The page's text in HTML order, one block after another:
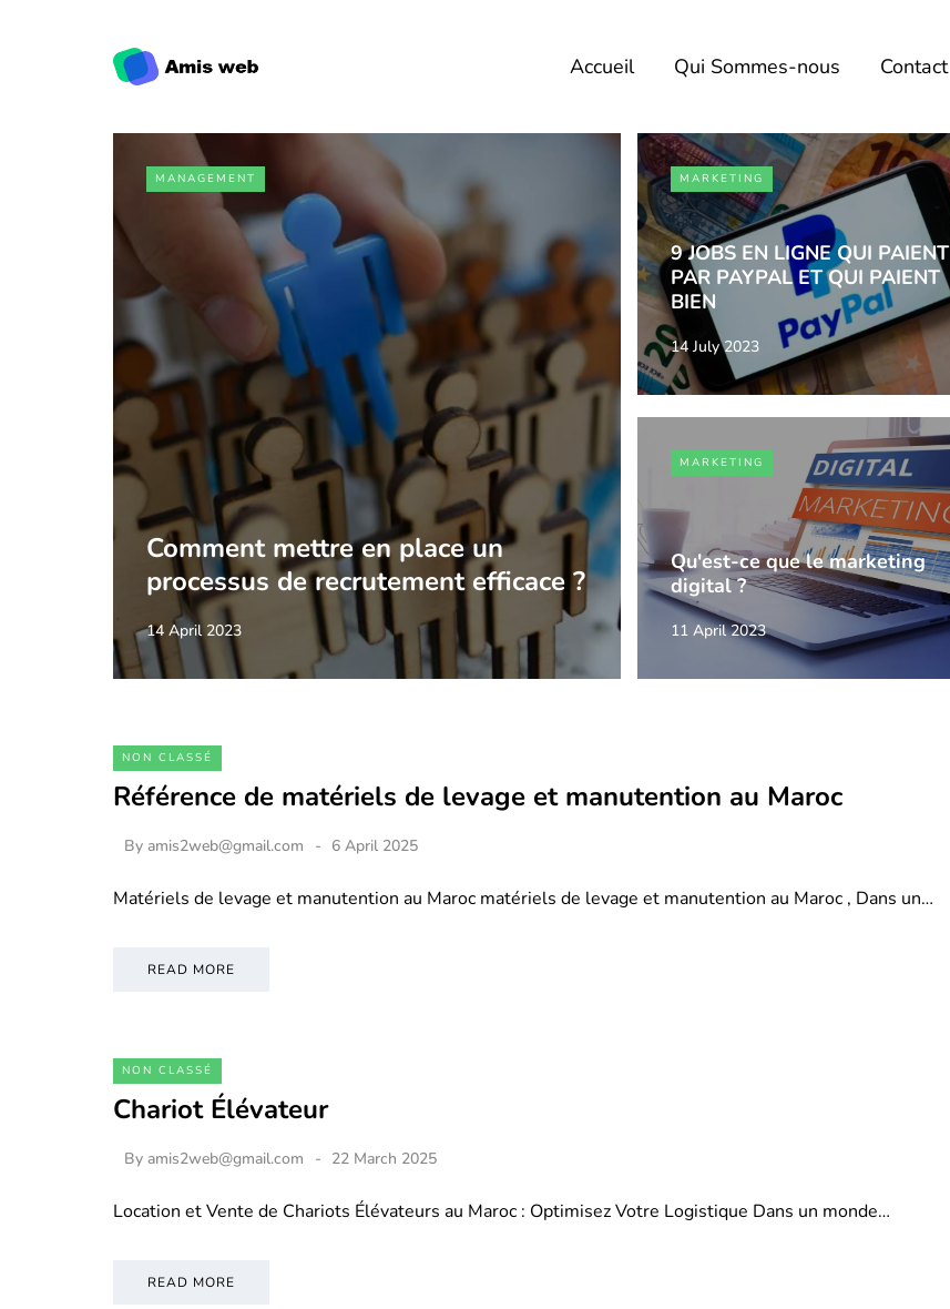
Accueil Qui Sommes-nous Contact
MANAGEMENT
Comment mettre en place un
processus de recrutement efficace ?
14 April 2023
MARKETING
9 JOBS EN LIGNE QUI PAIENT
PAR PAYPAL ET QUI PAIENT
BIEN
14 July 2023
MARKETING
Qu'est-ce que le marketing
digital ?
11 April 2023
NON CLASSÉ
Référence de matériels de levage et manutention au Maroc
By amis2web@gmail.com 6 April 2025
Matériels de levage et manutention au Maroc matériels de levage et manutention au Maroc , Dans un…
READ MORE
NON CLASSÉ
Chariot Élévateur
By amis2web@gmail.com 22 March 2025
Location et Vente de Chariots Élévateurs au Maroc : Optimisez Votre Logistique Dans un monde…
READ MORE